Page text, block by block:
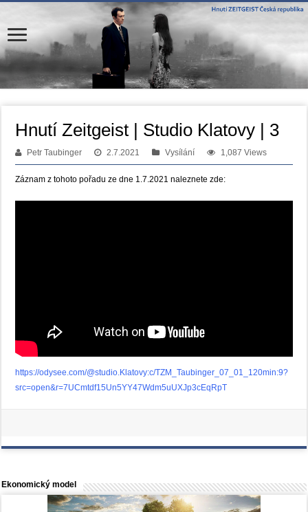
Hnutí Zeitgeist | Studio Klatovy | 3
Petr Taubinger 2.7.2021 Vysílání 1,087 Views
Záznam z tohoto pořadu ze dne 1.7.2021 naleznete zde:
https://odysee.com/@studio.Klatovy:c/TZM_Taubinger_07_01_120min:9?
src=open&r=7UCmtdf15Un5YY47Wdm5uUXJp3cEqRpT
Ekonomický model